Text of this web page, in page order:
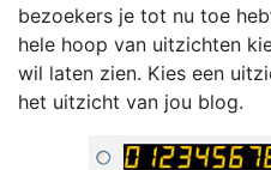
bezoekers je tot nu toe
hele hoop van uitzichten
wil laten zien. Kies een
het uitzicht van jou blog.